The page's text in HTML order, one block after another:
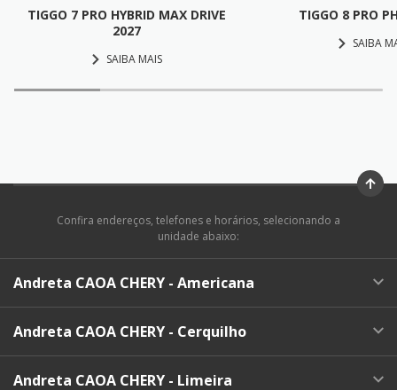
TIGGO 7 PRO HYBRID MAX DRIVE
2027
SAIBA MAIS
TIGGO 8 PRO
SAIBA
Confira endereços, telefones e horários, selecionando a
unidade abaixo:
Andreta CAOA CHERY - Americana
Andreta CAOA CHERY - Cerquilho
Andreta CAOA CHERY - Limeira